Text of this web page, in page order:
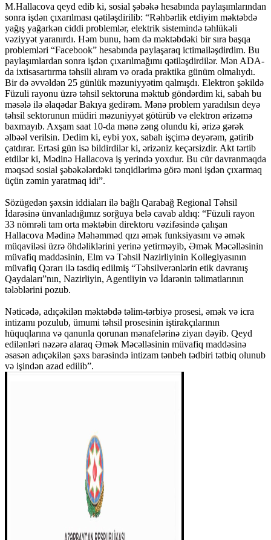
M.Hallacova qeyd edib ki, sosial şəbəkə hesabında paylaşımlarından
sonra işdən çıxarılması qətiləşdirilib: “Rəhbərlik etdiyim məktəbdə
yağış yağarkən ciddi problemlər, elektrik sistemində təhlükəli
vəziyyət yaranırdı. Həm bunu, həm də məktəbdəki bir sıra başqa
problemləri “Facebook” hesabında paylaşaraq ictimailəşdirdim. Bu
paylaşımlardan sonra işdən çıxarılmağımı qətiləşdirdilər. Mən ADA-
da ixtisasartırma təhsili alıram və orada praktika günüm olmalıydı.
Bir də əvvəldən 25 günlük məzuniyyətim qalmışdı. Elektron şəkildə
Füzuli rayonu üzrə təhsil sektoruna məktub göndərdim ki, sabah bu
məsələ ilə əlaqədar Bakıya gedirəm. Mənə problem yaradılsın deyə
təhsil sektorunun müdiri məzuniyyət götürüb və elektron ərizəmə
baxmayıb. Axşam saat 10-da mənə zəng olundu ki, ərizə gərək
əlbəəl verilsin. Dedim ki, eybi yox, sabah işçimə deyərəm, gətirib
çatdırar. Ertəsi gün isə bildirdilər ki, ərizəniz keçərsizdir. Akt tərtib
etdilər ki, Mədinə Hallacova iş yerində yoxdur. Bu cür davranmaqda
məqsəd sosial şəbəkələrdəki tənqidlərimə görə məni işdən çıxarmaq
üçün zəmin yaratmaq idi”.
Sözügedən şəxsin iddiaları ilə bağlı Qarabağ Regional Təhsil
İdarəsinə ünvanladığımız sorğuya belə cavab aldıq: “Füzuli rayon
33 nömrəli tam orta məktəbin direktoru vəzifəsində çalışan
Hallacova Mədinə Məhəmməd qızı əmək funksiyasını və əmək
müqaviləsi üzrə öhdəliklərini yerinə yetirməyib, Əmək Məcəlləsinin
müvafiq maddəsinin, Elm və Təhsil Nazirliyinin Kollegiyasının
müvafiq Qərarı ilə təsdiq edilmiş “Təhsilverənlərin etik davranış
Qaydaları”nın, Nazirliyin, Agentliyin və İdarənin təlimatlarının
tələblərini pozub.
Nəticədə, adıçəkilən məktəbdə təlim-tərbiyə prosesi, əmək və icra
intizamı pozulub, ümumi təhsil prosesinin iştirakçılarının
hüquqlarına və qanunla qorunan mənafelərinə ziyan dəyib. Qeyd
edilənləri nəzərə alaraq Əmək Məcəlləsinin müvafiq maddəsinə
əsasən adıçəkilən şəxs barəsində intizam tənbeh tədbiri tətbiq olunub
və işindən azad edilib”.